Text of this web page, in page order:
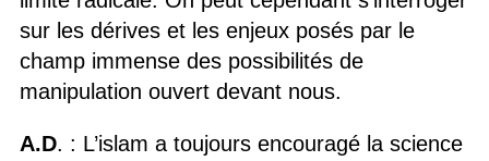
sur les dérives et les enjeux posés par le
champ immense des possibilités de
manipulation ouvert devant nous.
A.D. : L’islam a toujours encouragé la science